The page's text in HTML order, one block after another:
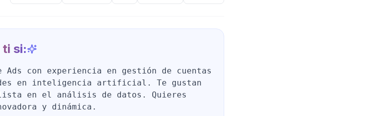
ti si:
Ads con experiencia en gestión de cuentas
en inteligencia artificial. Te gustan
en el análisis de datos. Quieres
y dinámica.